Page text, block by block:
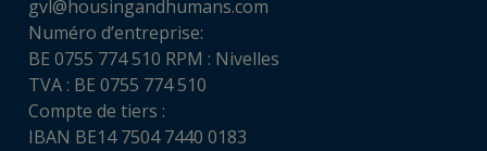
gvl@housingandhumans.com
Numéro d’entreprise:
BE 0755 774 510 RPM : Nivelles
TVA : BE 0755 774 510
Compte de tiers :
IBAN BE14 7504 7440 0183